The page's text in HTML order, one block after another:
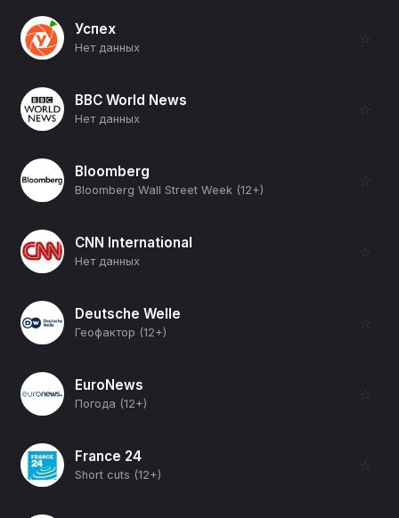
Успех
Нет данных
☆
BBC World News
Нет данных
☆
Bloomberg
Bloomberg Wall Street Week (12+)
☆
CNN International
Нет данных
☆
Deutsche Welle
Геофактор (12+)
☆
EuroNews
Погода (12+)
☆
France 24
Short cuts (12+)
☆